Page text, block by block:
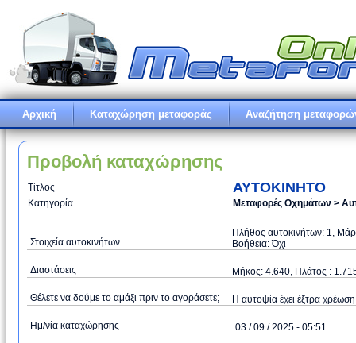
Αρχική Καταχώρηση μεταφοράς Αναζήτηση
Προβολή καταχώρησης
Τίτλος ΑΥΤΟΚΙΝΗΤΟ
Κατηγορία Μεταφορές Οχημάτων >
Στοιχεία αυτοκινήτων
Πλήθος αυτοκινήτων: 1,
Βοήθεια: Όχι
Διαστάσεις Μήκος: 4.640, Πλάτος :
Θέλετε να δούμε το αμάξι πριν το αγοράσετε; Η αυτοψία έχει έξτρα
Ημ/νία καταχώρησης 03 / 09 / 2025 - 05:51